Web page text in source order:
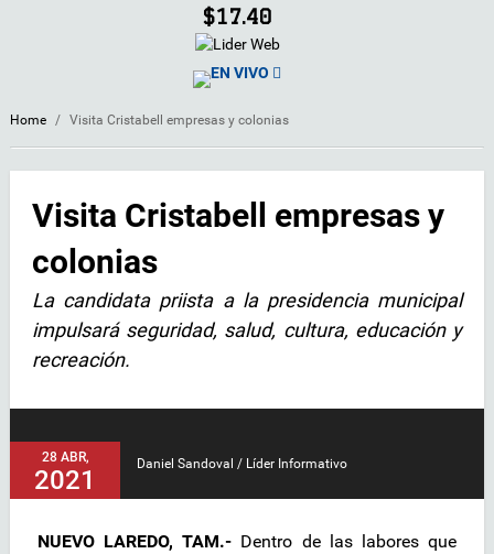
$17.40
EN VIVO
Home / Visita Cristabell empresas y colonias
Visita Cristabell empresas y
colonias
La candidata priista a la presidencia municipal
impulsará seguridad, salud, cultura, educación y
recreación.
28 ABR,
2021
Daniel Sandoval / Líder Informativo
NUEVO LAREDO, TAM.- Dentro de las labores que